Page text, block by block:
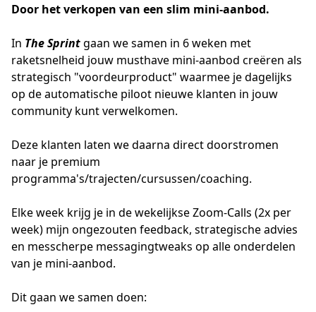
Door het verkopen van een slim mini-aanbod.
In The Sprintgaan we samen in 6 weken met
raketsnelheid jouw musthave mini-aanbod creëren als
strategisch "voordeurproduct" waarmee je dagelijks
op de automatische piloot nieuwe klanten in jouw
community kunt verwelkomen.
Deze klanten laten we daarna direct doorstromen
naar je premium
programma's/trajecten/cursussen/coaching.
Elke week krijg je in de wekelijkse Zoom-Calls (2x per
week) mijn ongezouten feedback, strategische advies
en messcherpe messagingtweaks op alle onderdelen
van je mini-aanbod.
Dit gaan we samen doen: